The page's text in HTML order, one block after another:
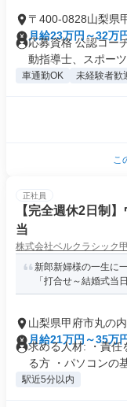
〒400-0828山梨県
月給23万円～32万
応募資格 公認コー
動指導士、スポー
車通勤OK 未経験者歓
こ
正社員
【完全週休2日制
当
株式会社ベルクラシック
新郎新婦様の一生に
「打合せ～結婚式当
山梨県甲府市丸の内
月給21万円～35万
求める人材: ・責任
る方 ・パソコンの
駅近5分以内